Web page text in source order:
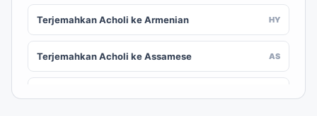
Terjemahkan Acholi ke Armenian HY
Terjemahkan Acholi ke Assamese AS